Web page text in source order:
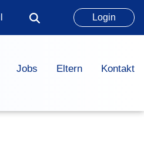
Login
Jobs Eltern Kontakt